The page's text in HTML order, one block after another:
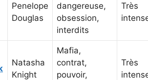
Penelope
Douglas
dangereuse,
obsession,
interdits
Très
Natasha
Knight
Mafia,
contrat,
pouvoir,
Très